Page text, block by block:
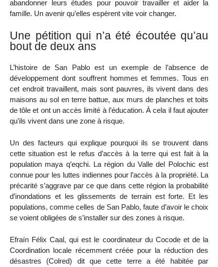
abandonner leurs études pour pouvoir travailler et aider la
famille. Un avenir qu’elles espèrent vite voir changer.
Une pétition qui n’a été écoutée qu’au
bout de deux ans
L’histoire de San Pablo est un exemple de l’absence de
développement dont souffrent hommes et femmes. Tous en
cet endroit travaillent, mais sont pauvres, ils vivent dans des
maisons au sol en terre battue, aux murs de planches et toits
de tôle et ont un accès limité à l’éducation. À cela il faut ajouter
qu’ils vivent dans une zone à risque.
Un des facteurs qui explique pourquoi ils se trouvent dans
cette situation est le refus d’accès à la terre qui est fait à la
population maya q’eqchi. La région du Valle del Polochic est
connue pour les luttes indiennes pour l’accès à la propriété. La
précarité s’aggrave par ce que dans cette région la probabilité
d’inondations et les glissements de terrain est forte. Et les
populations, comme celles de San Pablo, faute d’avoir le choix
se voient obligées de s’installer sur des zones à risque.
Efraín Félix Caal, qui est le coordinateur du Cocode et de la
Coordination locale récemment créée pour la réduction des
désastres (Colred) dit que cette terre a été habitée par